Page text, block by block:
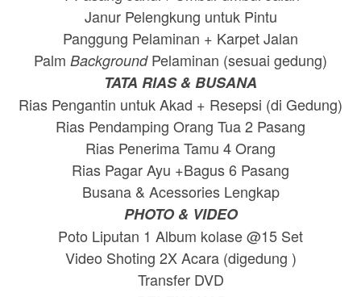
Janur Pelengkung untuk Pintu
Panggung Pelaminan + Karpet Jalan
Palm BackgroundPelaminan (sesuai gedung)
TATA RIAS & BUSANA
Rias Pengantin untuk Akad + Resepsi (di Gedung)
Rias Pendamping Orang Tua 2 Pasang
Rias Penerima Tamu 4 Orang
Rias Pagar Ayu +Bagus 6 Pasang
Busana & Acessories Lengkap
PHOTO & VIDEO
Poto Liputan 1 Album kolase @15 Set
Video Shoting 2X Acara (digedung )
Transfer DVD